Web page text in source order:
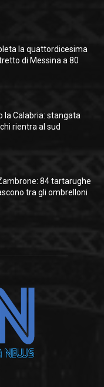
la quattordicesima
di Messina a 80
la Calabria: stangata
rientra al sud
84 tartarughe
tra gli ombrelloni